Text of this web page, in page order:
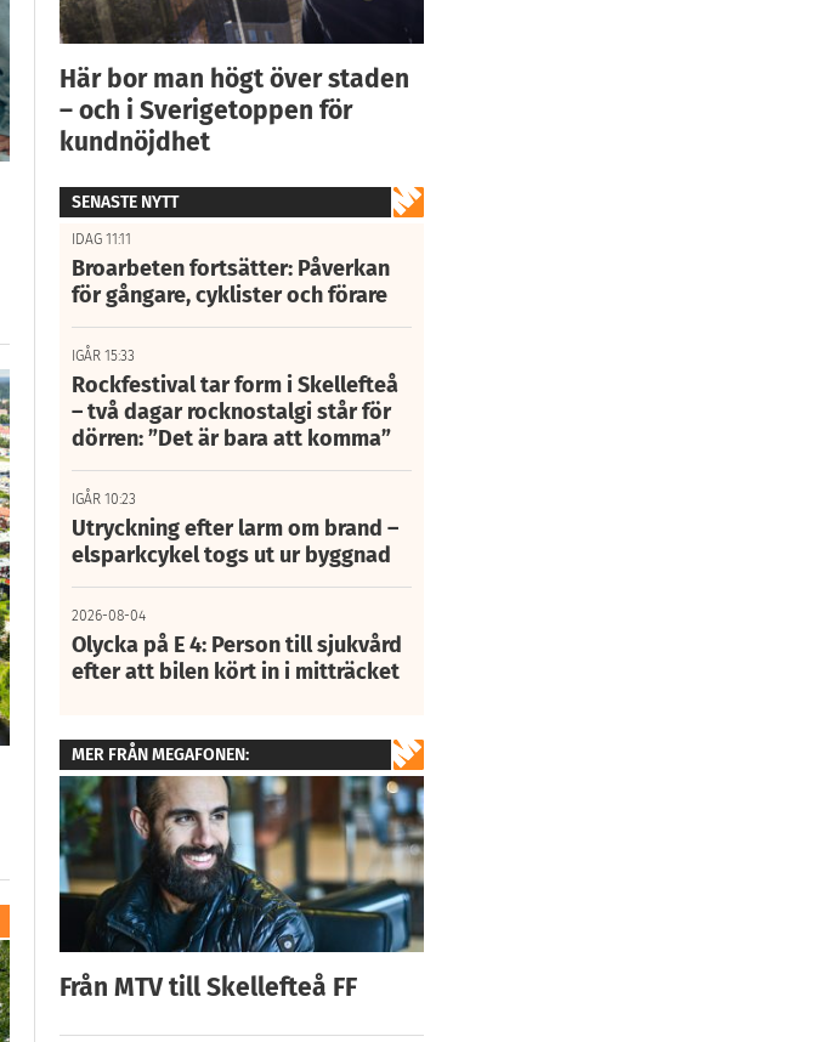
Här bor man högt över staden
– och i Sverigetoppen för
kundnöjdhet
SENASTE NYTT
IDAG 11:11
Broarbeten fortsätter: Påverkan
för gångare, cyklister och förare
IGÅR 15:33
Rockfestival tar form i Skellefteå
– två dagar rocknostalgi står för
dörren: ”Det är bara att komma”
IGÅR 10:23
Utryckning efter larm om brand –
elsparkcykel togs ut ur byggnad
2026-08-04
Olycka på E 4: Person till sjukvård
efter att bilen kört in i mitträcket
MER FRÅN MEGAFONEN:
Från MTV till Skellefteå FF